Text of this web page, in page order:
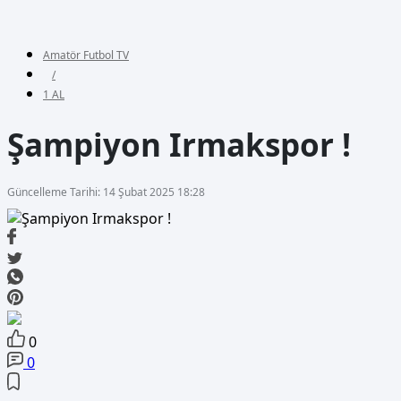
Amatör Futbol TV
/
1 AL
Şampiyon Irmakspor !
Güncelleme Tarihi: 14 Şubat 2025 18:28
0
0